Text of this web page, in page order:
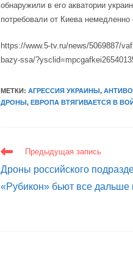
обнаружили в его акватории
потребовали от Киева немедленно
https://www.5-tv.ru/news/5069887/
bazy-ssa/
МЕТКИ:АГРЕССИЯ УКРАИНЫ,
ДРОНЫ, ЕВРОПА ВТЯГИВАЕТСЯ В
ЕЩЕ
СТАТЬИ
Предыдущая запись
Дроны российского
«Рубикон» бьют все дальше